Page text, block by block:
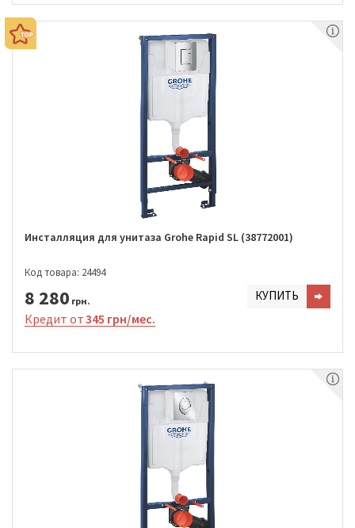
Инсталляция для унитаза Grohe Rapid SL (38772001)
Код товара: 24494
8 280 грн. КУПИТЬ
Кредит от345 грн/мес.